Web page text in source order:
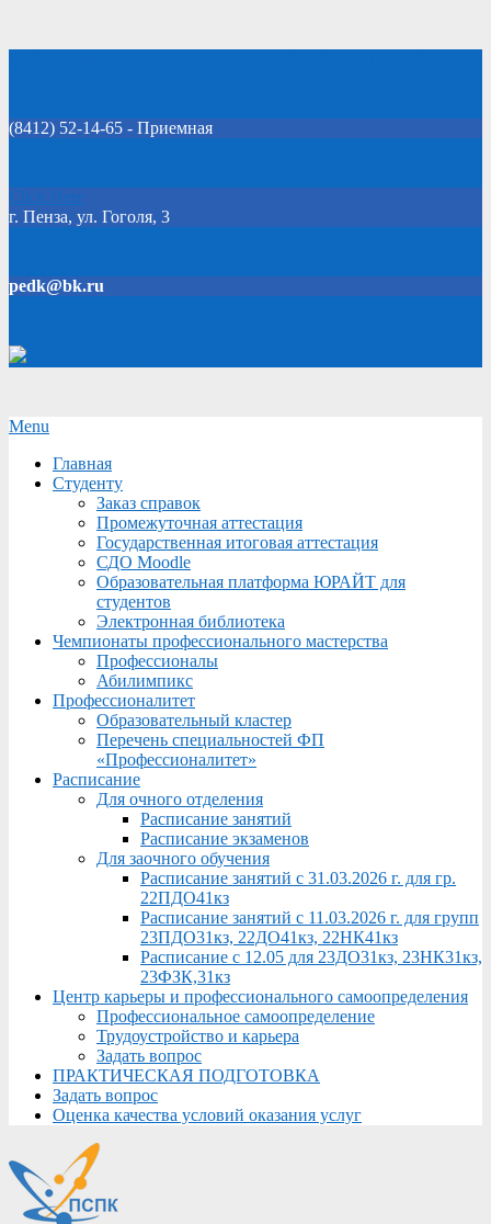
(8412) 52-14-65 - Приемная
Click Here
г. Пенза, ул. Гоголя, 3
pedk@bk.ru
Secondary
Menu
Menu
Главная
Студенту
Заказ справок
Промежуточная аттестация
Государственная итоговая аттестация
СДО Moodle
Образовательная платформа ЮРАЙТ для
студентов
Электронная библиотека
Чемпионаты профессионального мастерства
Профессионалы
Абилимпикс
Профессионалитет
Образовательный кластер
Перечень специальностей ФП
«Профессионалитет»
Расписание
Для очного отделения
Расписание занятий
Расписание экзаменов
Для заочного обучения
Расписание занятий с 31.03.2026 г. для гр.
22ПДО41кз
Расписание занятий с 11.03.2026 г. для групп
23ПДО31кз, 22ДО41кз, 22НК41кз
Расписание с 12.05 для 23ДО31кз, 23НК31кз,
23ФЗК,31кз
Центр карьеры и профессионального самоопределения
Профессиональное самоопределение
Трудоустройство и карьера
Задать вопрос
ПРАКТИЧЕСКАЯ ПОДГОТОВКА
Задать вопрос
Оценка качества условий оказания услуг